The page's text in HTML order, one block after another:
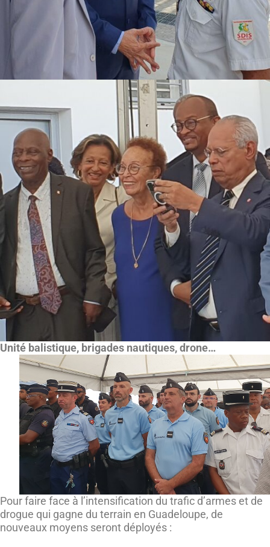
Unité balistique, brigades nautiques, drone…
Pour faire face à l’intensification du trafic d’armes et de
drogue qui gagne du terrain en Guadeloupe, de
nouveaux moyens seront déployés :